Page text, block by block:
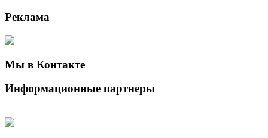
Реклама
Мы в Контакте
Информационные партнеры